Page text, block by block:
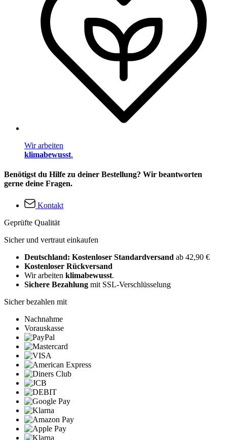
Wir arbeiten
klimabewusst.
Benötigst du Hilfe zu deiner Bestellung? Wir beantworten
gerne deine Fragen.
Kontakt
Geprüfte Qualität
Sicher und vertraut einkaufen
Deutschland: Kostenloser Standardversand ab 42,90 €
Kostenloser Rückversand
Wir arbeiten klimabewusst.
Sichere Bezahlung mit SSL-Verschlüsselung
Sicher bezahlen mit
Nachnahme
Vorauskasse